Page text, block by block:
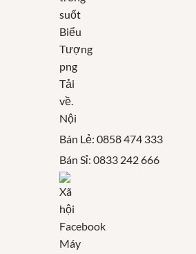
Nội
Bán Lẻ: 0858 474 333
Bán Sỉ: 0833 242 666